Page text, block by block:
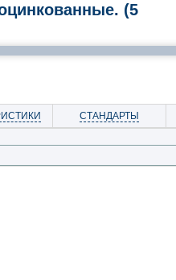
(5
СТАНДАРТЫ